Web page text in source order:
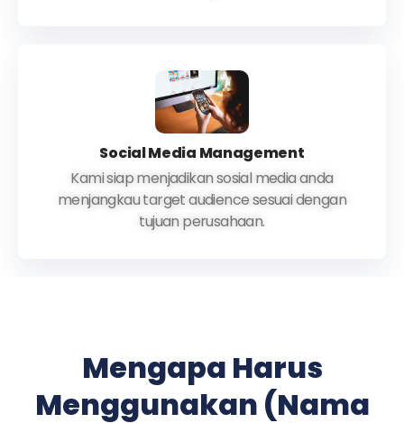
Social Media Management
Kami siap menjadikan sosial media anda
menjangkau target audience sesuai dengan
tujuan perusahaan.
Mengapa Harus
Menggunakan (Nama